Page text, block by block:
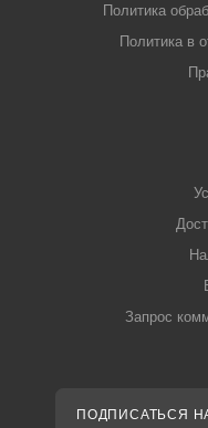
Политика
Политика в
Запрос
ПОДПИСАТЬСЯ